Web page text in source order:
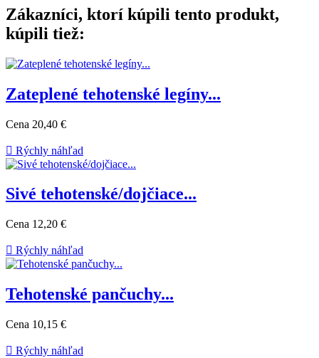
Zákazníci, ktorí kúpili tento produkt,
kúpili tiež:
Zateplené tehotenské legíny...
Cena 20,40 €
 Rýchly náhľad
Sivé tehotenské/dojčiace...
Cena 12,20 €
 Rýchly náhľad
Tehotenské pančuchy...
Cena 10,15 €
 Rýchly náhľad